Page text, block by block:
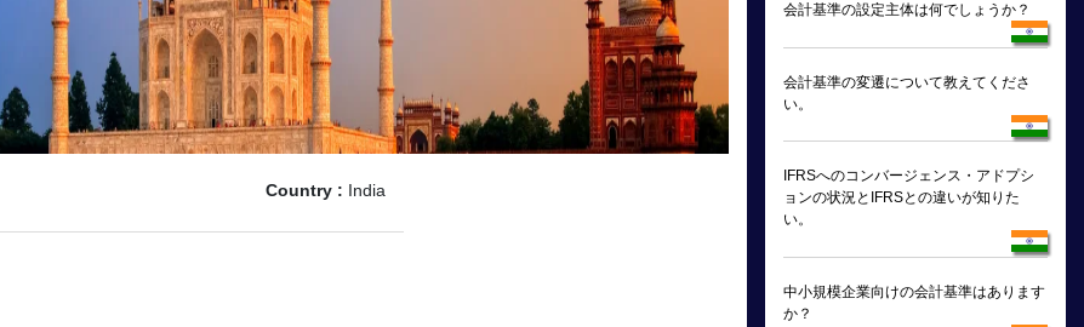
Country : India
会計基準の設定主体は何でしょうか？
会計基準の変遷について教えてくださ
い。
IFRSへのコンバージェンス・アドプシ
ョンの状況とIFRSとの違いが知りた
い。
中小規模企業向けの会計基準はあります
か？